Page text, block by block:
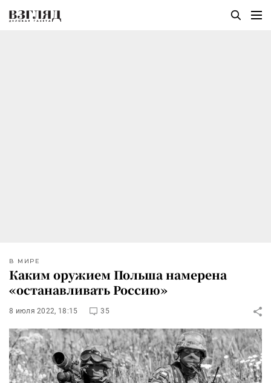
В МИРЕ
Каким оружием Польша намерена
«останавливать Россию»
8 июля 2022, 18:15 35